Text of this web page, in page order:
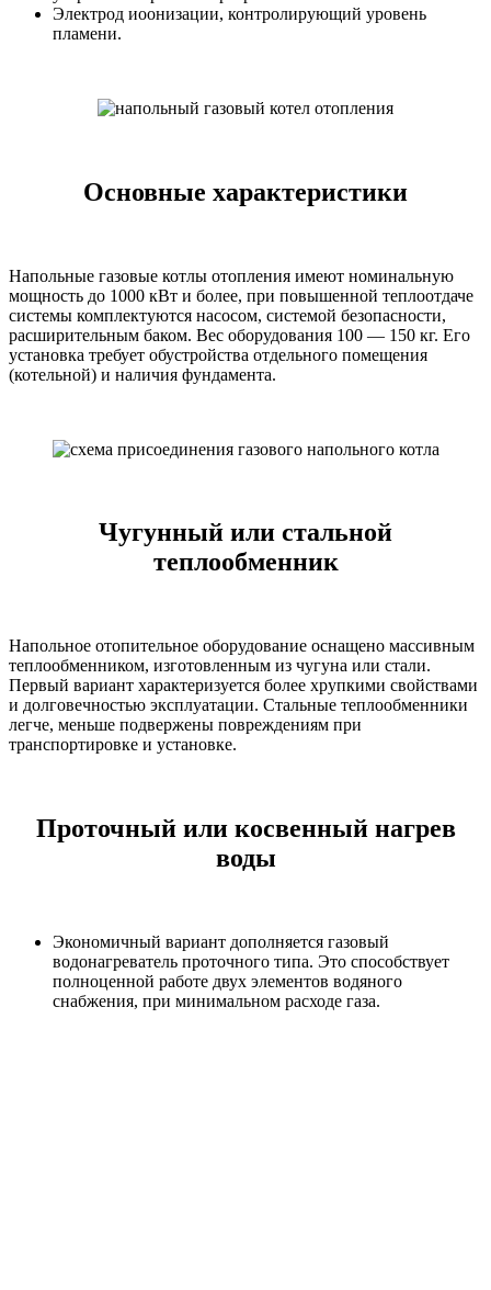
Электрод иоонизации, контролирующий уровень
пламени.
Основные характеристики
Напольные газовые котлы отопления имеют номинальную
мощность до 1000 кВт и более, при повышенной теплоотдаче
системы комплектуются насосом, системой безопасности,
расширительным баком. Вес оборудования 100 — 150 кг. Его
установка требует обустройства отдельного помещения
(котельной) и наличия фундамента.
Чугунный или стальной
теплообменник
Напольное отопительное оборудование оснащено массивным
теплообменником, изготовленным из чугуна или стали.
Первый вариант характеризуется более хрупкими свойствами
и долговечностью эксплуатации. Стальные теплообменники
легче, меньше подвержены повреждениям при
транспортировке и установке.
Проточный или косвенный нагрев
воды
Экономичный вариант дополняется газовый
водонагреватель проточного типа. Это способствует
полноценной работе двух элементов водяного
снабжения, при минимальном расходе газа.